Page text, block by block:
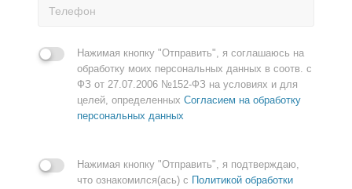
Нажимая кнопку "Отправить", я соглашаюсь на
обработку моих персональных данных в соотв. с
ФЗ от 27.07.2006 №152-ФЗ на условиях и для
целей, определенных Согласием на обработку
персональных данных
Нажимая кнопку "Отправить", я подтверждаю,
что ознакомился(ась) с Политикой обработки